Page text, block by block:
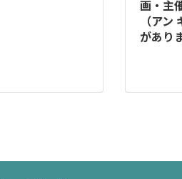
画・主
（アン
があり